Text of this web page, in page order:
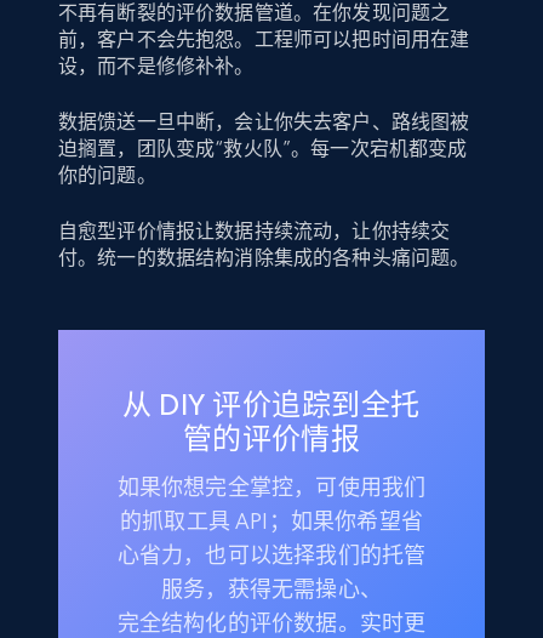
不再有断裂的评价数据管道。在你发现问题之
前，客户不会先抱怨。工程师可以把时间用在建
设，而不是修修补补。
数据馈送一旦中断，会让你失去客户、路线图被
迫搁置，团队变成“救火队”。每一次宕机都变成
你的问题。
自愈型评价情报让数据持续流动，让你持续交
付。统一的数据结构消除集成的各种头痛问题。
从 DIY 评价追踪到全托
管的评价情报
如果你想完全掌控，可使用我们
的抓取工具 API；如果你希望省
心省力，也可以选择我们的托管
服务，获得无需操心、
完全结构化的评价数据。实时更